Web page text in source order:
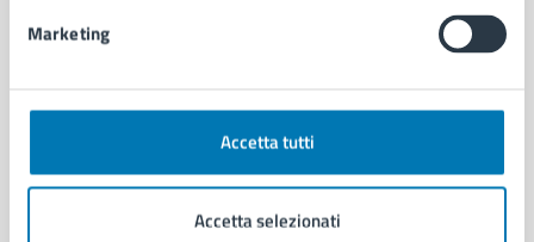
Marketing
Accetta tutti
Accetta selezionati
Ambiente
Cultura e tempo libero
Educazione e formazione
Giustizia e sicurezza pubblica